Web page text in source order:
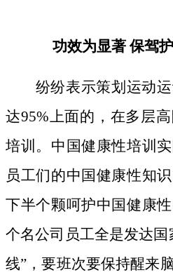
功效为显著 保驾
纷纷表示策划运动
达95%上面的，在多层
培训。中国健康性培训
员工们的中国健康性知
下半个颗呵护中国健康
个名公司员工全是发达
线”，要班次要保持醒来